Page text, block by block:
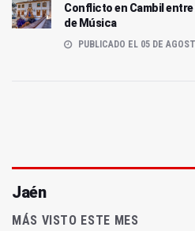
Conflicto en Cambil
de Música
PUBLICADO EL 05 DE
Jaén
MÁS VISTO ESTE MES